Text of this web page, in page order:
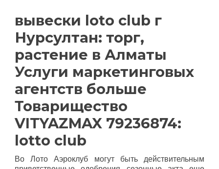
вывески loto club г
Нурсултан: торг,
растение в Алматы
Услуги маркетинговых
агентств больше
Товарищество
VITYAZMAX 79236874:
lotto club
Во Лото Аэроклуб могут быть действительным